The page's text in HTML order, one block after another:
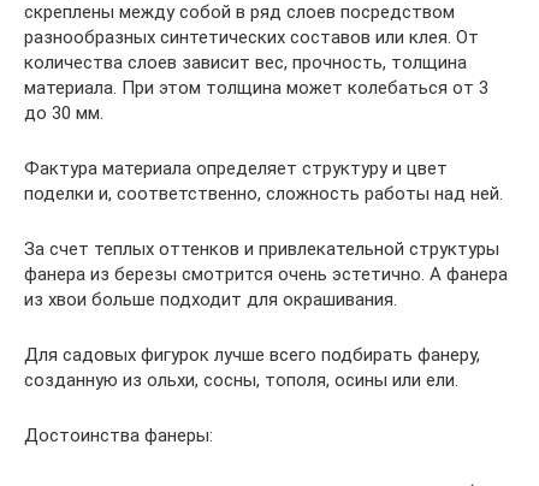
скреплены между собой в ряд слоев посредством
разнообразных синтетических составов или клея. От
количества слоев зависит вес, прочность, толщина
материала. При этом толщина может колебаться от 3
до 30 мм.
Фактура материала определяет структуру и цвет
поделки и, соответственно, сложность работы над ней.
За счет теплых оттенков и привлекательной структуры
фанера из березы смотрится очень эстетично. А фанера
из хвои больше подходит для окрашивания.
Для садовых фигурок лучше всего подбирать фанеру,
созданную из ольхи, сосны, тополя, осины или ели.
Достоинства фанеры: